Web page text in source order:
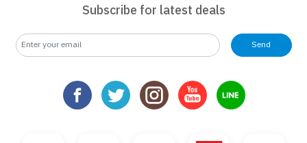
Subscribe for latest deals
Send